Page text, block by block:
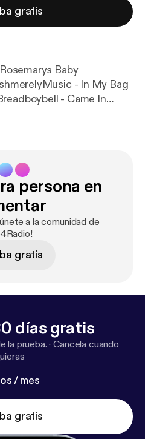
gratis
Baby
- In My Bag
- Came In
Banks! @Reecee1k -
- Focus
ft - @thealmightyoungin
persona en
a la comunidad de
gratis
días gratis
la prueba. ·Cancela cuando
/ mes
gratis